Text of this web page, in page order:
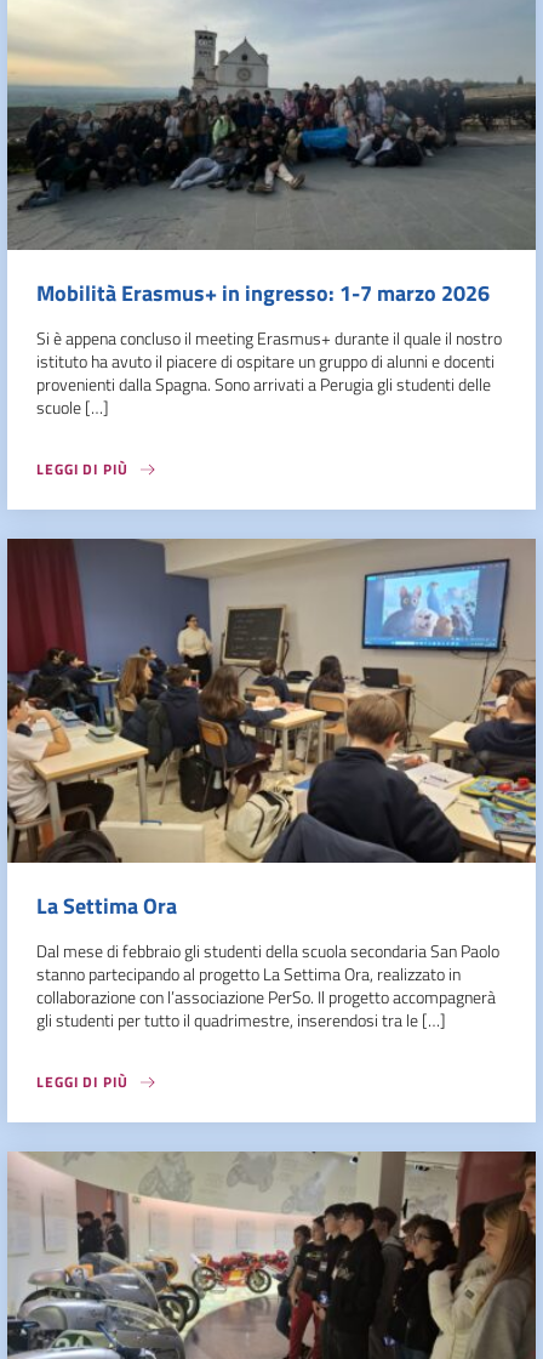
Mobilità Erasmus+ in ingresso: 1-7 marzo 2026
Si è appena concluso il meeting Erasmus+ durante il quale il nostro
istituto ha avuto il piacere di ospitare un gruppo di alunni e docenti
provenienti dalla Spagna. Sono arrivati a Perugia gli studenti delle
scuole […]
LEGGI DI PIÙ
La Settima Ora
Dal mese di febbraio gli studenti della scuola secondaria San Paolo
stanno partecipando al progetto La Settima Ora, realizzato in
collaborazione con l’associazione PerSo. Il progetto accompagnerà
gli studenti per tutto il quadrimestre, inserendosi tra le […]
LEGGI DI PIÙ